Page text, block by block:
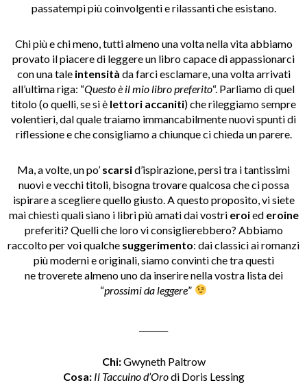
passatempi più coinvolgenti e rilassanti che esistano.
Chi più e chi meno, tutti almeno una volta nella vita abbiamo
provato il piacere di leggere un libro capace di appassionarci
con una tale intensità da farci esclamare, una volta arrivati
all’ultima riga: “Questo è il mio libro preferito“. Parliamo di quel
titolo (o quelli, se si è lettori accaniti) che rileggiamo sempre
volentieri, dal quale traiamo immancabilmente nuovi spunti di
riflessione e che consigliamo a chiunque ci chieda un parere.
Ma, a volte, un po’ scarsid’ispirazione, persi tra i tantissimi
nuovi e vecchi titoli, bisogna trovare qualcosa che ci possa
ispirare a scegliere quello giusto. A questo proposito, vi siete
mai chiesti quali siano i libri più amati dai vostri eroiederoine
preferiti? Quelli che loro vi consiglierebbero? Abbiamo
raccolto per voi qualche suggerimento: dai classici ai romanzi
più moderni e originali, siamo convinti che tra questi
ne troverete almeno uno da inserire nella vostra lista dei
“prossimi da leggere”
Chi:Gwyneth Paltrow
Cosa:Il Taccuino d’Orodi Doris Lessing